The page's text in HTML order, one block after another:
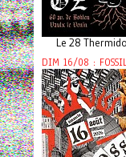
Le 28
DIM 16/08 :